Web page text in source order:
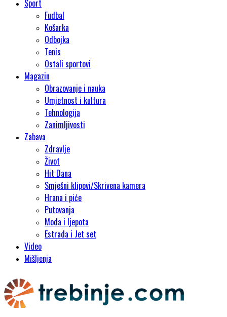
Sport
Fudbal
Košarka
Odbojka
Tenis
Ostali sportovi
Magazin
Obrazovanje i nauka
Umjetnost i kultura
Tehnologija
Zanimljivosti
Zabava
Zdravlje
Život
Hit Dana
Smješni klipovi/Skrivena kamera
Hrana i piće
Putovanja
Moda i ljepota
Estrada i Jet set
Video
Mišljenja